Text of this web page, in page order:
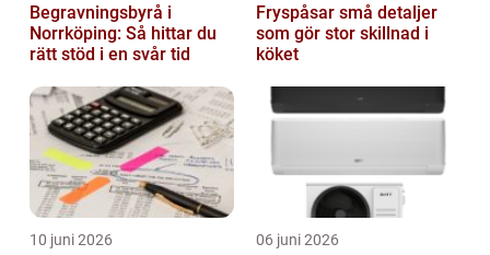
Begravningsbyrå i
Norrköping: Så hittar du
rätt stöd i en svår tid
Fryspåsar små detaljer
som gör stor skillnad i
köket
10 juni 2026 06 juni 2026